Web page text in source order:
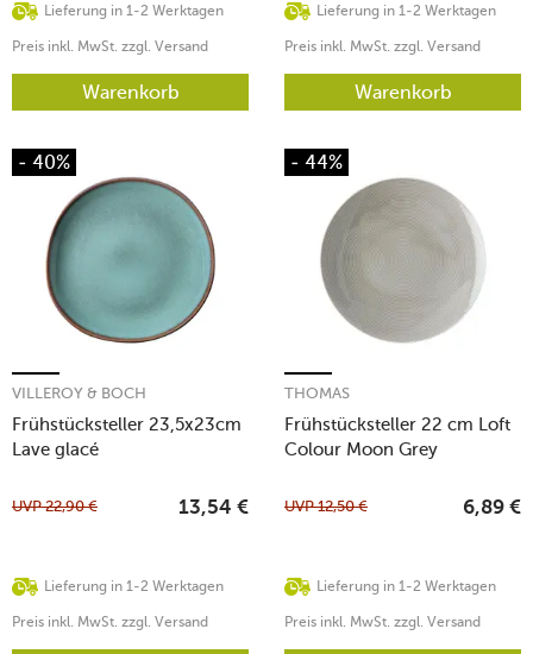
Lieferung in 1-2 Werktagen
Preis inkl. MwSt. zzgl. Versand
Warenkorb
Lieferung in 1-2 Werktagen
Preis inkl. MwSt. zzgl. Versand
Warenkorb
- 40%
Frühstücksteller 23,5x23cm
Lave glacé
VILLEROY & BOCH
Lieferung in 1-2 Werktagen
UVP22,90 € 13,54 €
Preis inkl. MwSt. zzgl. Versand
- 44%
Frühstücksteller 22 cm Loft
Colour Moon Grey
THOMAS
Lieferung in 1-2 Werktagen
UVP12,50 € 6,89 €
Preis inkl. MwSt. zzgl. Versand